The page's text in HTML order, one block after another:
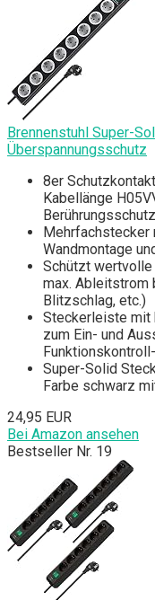
Brennenstuhl Super-
Überspannungsschutz
8er
Kabellänge
Berührungsschutz
Wandmontage
Schützt wertvolle
max. Ableitstrom
Blitzschlag, etc.)
Steckerleiste mit
zum Ein- und
Super-Solid
Farbe schwarz
24,95 EUR
Bei Amazon ansehen
Bestseller Nr. 19